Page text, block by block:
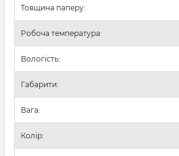
Товщина паперу:
Робоча температура:
Вологість:
Габарити:
Вага:
Колір: